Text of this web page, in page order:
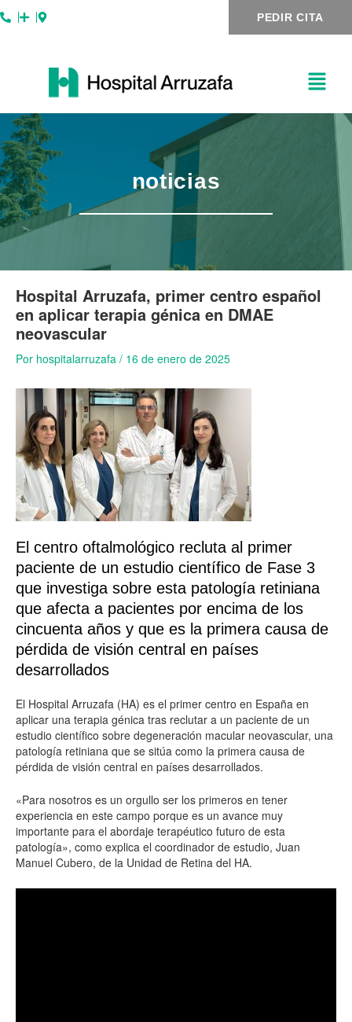
al
PEDIR CITA
noticias
Hospital Arruzafa, primer centro español
en aplicar terapia génica en DMAE
neovascular
Por hospitalarruzafa / 16 de enero de 2025
El centro oftalmológico recluta al primer
paciente de un estudio científico de Fase 3
que investiga sobre esta patología retiniana
que afecta a pacientes por encima de los
cincuenta años y que es la primera causa de
pérdida de visión central en países
desarrollados
El Hospital Arruzafa (HA) es el primer centro en España en
aplicar una terapia génica tras reclutar a un paciente de un
estudio científico sobre degeneración macular neovascular, una
patología retiniana que se sitúa como la primera causa de
pérdida de visión central en países desarrollados.
«Para nosotros es un orgullo ser los primeros en tener
experiencia en este campo porque es un avance muy
importante para el abordaje terapéutico futuro de esta
patología», como explica el coordinador de estudio, Juan
Manuel Cubero, de la Unidad de Retina del HA.
de